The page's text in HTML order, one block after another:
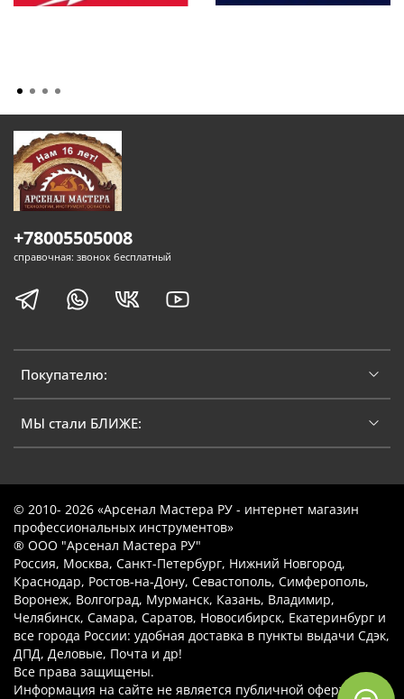
Покупателю:
МЫ стали БЛИЖЕ:
+78005505008
справочная: звонок бесплатный
© 2010- 2026 «Арсенал Мастера РУ - интернет магазин
профессиональных инструментов»
® ООО "Арсенал Мастера РУ"
Россия, Москва, Санкт-Петербург, Нижний Новгород,
Краснодар, Ростов-на-Дону, Севастополь, Симферополь,
Воронеж, Волгоград, Мурманск, Казань, Владимир,
Челябинск, Самара, Саратов, Новосибирск, Екатеринбург и
все города России: удобная доставка в пункты выдачи Сдэк,
ДПД, Деловые, Почта и др!
Все права защищены.
Информация на сайте не является публичной офертой.